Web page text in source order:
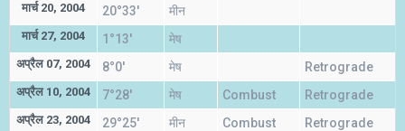
मार्च 20, 2004 20°33' मीन
मार्च 27, 2004 1°13' मेष
अप्रैल 07, 2004 8°0' मेष Retrograde
अप्रैल 10, 2004 7°28' मेष Combust Retrograde
अप्रैल 23, 2004 29°25' मीन Combust Retrograde